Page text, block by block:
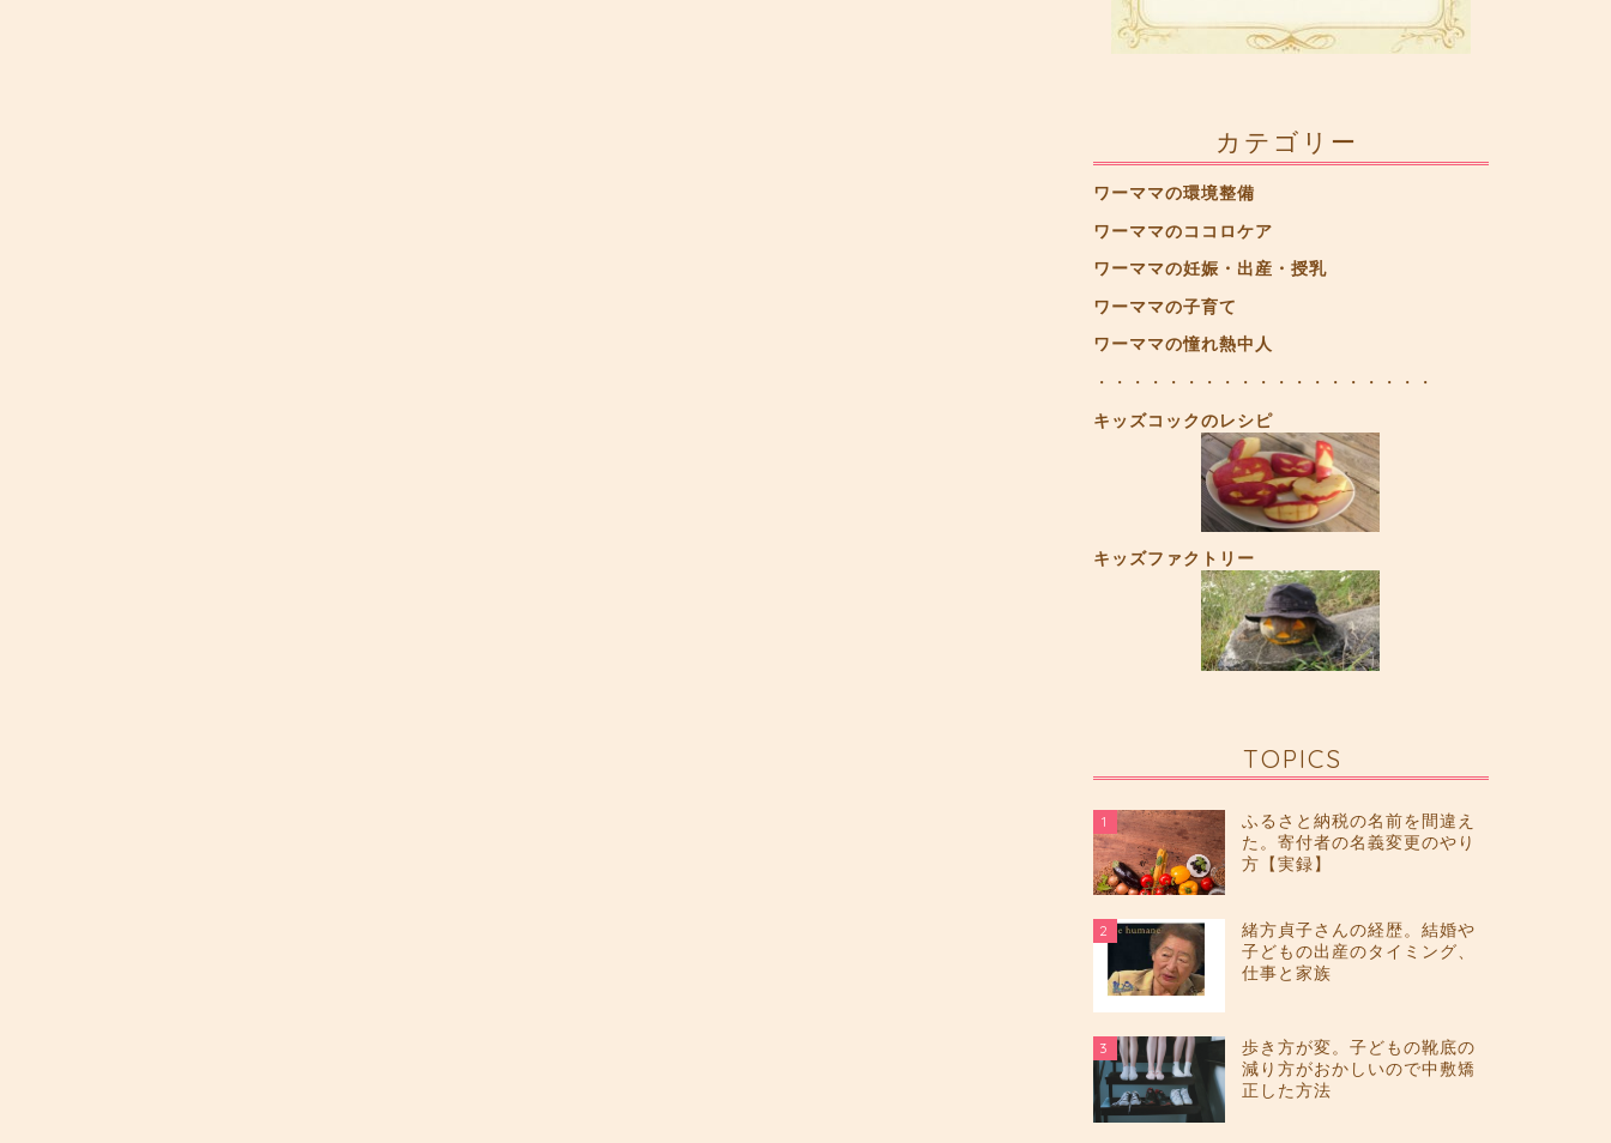
カテゴリー
ワーママの環境整備
ワーママのココロケア
ワーママの妊娠・出産・授乳
ワーママの子育て
ワーママの憧れ熱中人
・・・・・・・・・・・・・・・・・・・
キッズコックのレシピ
キッズファクトリー
TOPICS
1
ふるさと納税の名前を間違え
た。寄付者の名義変更のやり
方【実録】
2
緒方貞子さんの経歴。結婚や
子どもの出産のタイミング、
仕事と家族
3
歩き方が変。子どもの靴底の
減り方がおかしいので中敷矯
正した方法